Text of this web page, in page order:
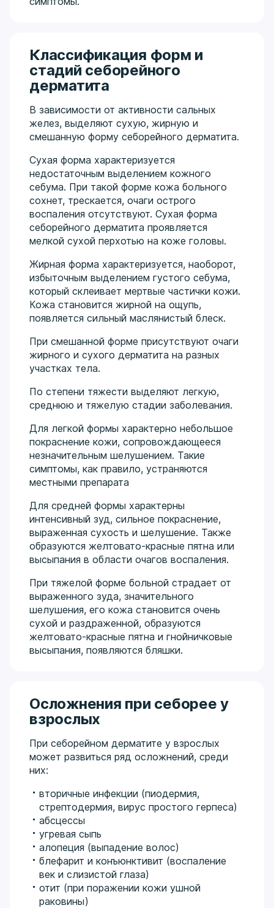
Классификация форм и
стадий себорейного
дерматита
В зависимости от активности сальных
желез, выделяют сухую, жирную и
смешанную форму себорейного дерматита.
Сухая форма характеризуется
недостаточным выделением кожного
себума. При такой форме кожа больного
сохнет, трескается, очаги острого
воспаления отсутствуют. Сухая форма
себорейного дерматита проявляется
мелкой сухой перхотью на коже головы.
Жирная форма характеризуется, наоборот,
избыточным выделением густого себума,
который склеивает мертвые частички кожи.
Кожа становится жирной на ощупь,
появляется сильный маслянистый блеск.
При смешанной форме присутствуют очаги
жирного и сухого дерматита на разных
участках тела.
По степени тяжести выделяют легкую,
среднюю и тяжелую стадии заболевания.
Для легкой формы характерно небольшое
покраснение кожи, сопровождающееся
незначительным шелушением. Такие
симптомы, как правило, устраняются
местными препарата
Для средней формы характерны
интенсивный зуд, сильное покраснение,
выраженная сухость и шелушение. Также
образуются желтовато-красные пятна или
высыпания в области очагов воспаления.
При тяжелой форме больной страдает от
выраженного зуда, значительного
шелушения, его кожа становится очень
сухой и раздраженной, образуются
желтовато-красные пятна и гнойничковые
высыпания, появляются бляшки.
Осложнения при себорее у
взрослых
При себорейном дерматите у взрослых
может развиться ряд осложнений, среди
них:
вторичные инфекции (пиодермия,
стрептодермия, вирус простого герпеса)
абсцессы
угревая сыпь
алопеция (выпадение волос)
блефарит и конъюнктивит (воспаление
век и слизистой глаза)
отит (при поражении кожи ушной
раковины)